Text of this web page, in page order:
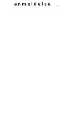
anmeldelse ,